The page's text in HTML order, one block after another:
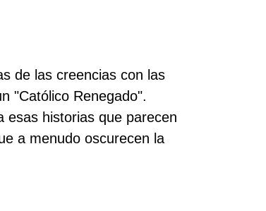
de las creencias con las
"Católico Renegado".
esas historias que parecen
a menudo oscurecen la